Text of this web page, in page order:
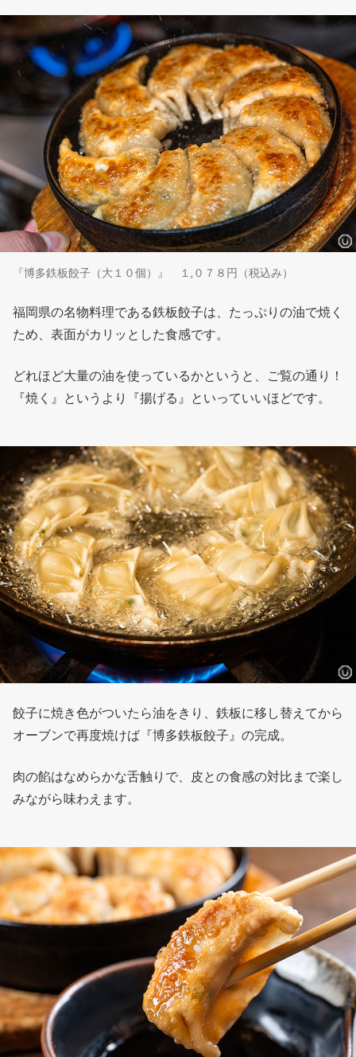
『博多鉄板餃子（大１０個）』 １,０７８円（税込み）
福岡県の名物料理である鉄板餃子は、たっぷりの油で焼く
ため、表面がカリッとした食感です。
どれほど大量の油を使っているかというと、ご覧の通り！
『焼く』というより『揚げる』といっていいほどです。
餃子に焼き色がついたら油をきり、鉄板に移し替えてから
オーブンで再度焼けば『博多鉄板餃子』の完成。
肉の餡はなめらかな舌触りで、皮との食感の対比まで楽し
みながら味わえます。